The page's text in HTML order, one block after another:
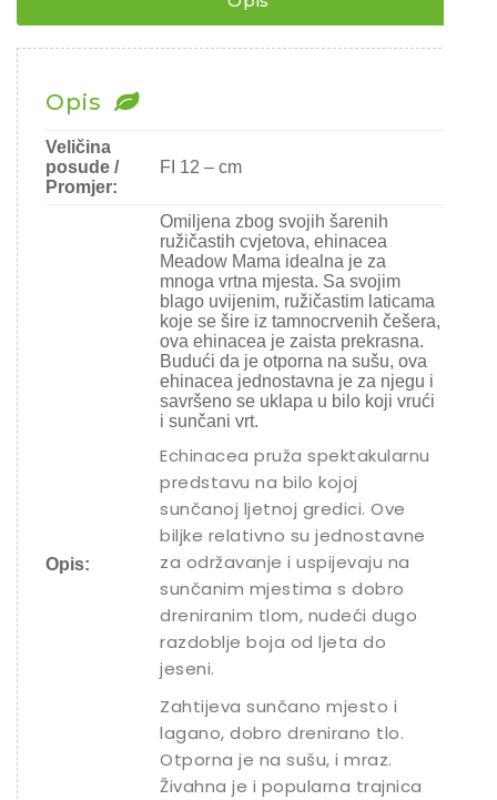
Chili
Opis
Veličina
posude /
Promjer:
FI 12 – cm
Opis:
Omiljena zbog svojih šarenih
ružičastih cvjetova, ehinacea
Meadow Mama idealna je za
mnoga vrtna mjesta. Sa svojim
blago uvijenim, ružičastim laticama
koje se šire iz tamnocrvenih češera,
ova ehinacea je zaista prekrasna.
Budući da je otporna na sušu, ova
ehinacea jednostavna je za njegu i
savršeno se uklapa u bilo koji vrući
i sunčani vrt.
Echinacea pruža spektakularnu
predstavu na bilo kojoj
sunčanoj ljetnoj gredici. Ove
biljke relativno su jednostavne
za održavanje i uspijevaju na
sunčanim mjestima s dobro
dreniranim tlom, nudeći dugo
razdoblje boja od ljeta do
jeseni.
Zahtijeva sunčano mjesto i
lagano, dobro drenirano tlo.
Otporna je na sušu, i mraz.
Živahna je i popularna trajnica